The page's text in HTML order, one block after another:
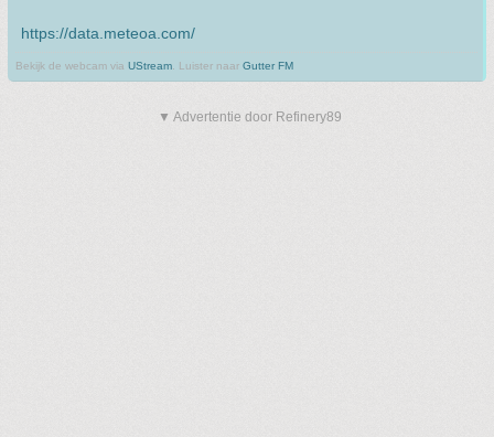
https://data.meteoa.com/
Bekijk de webcam via UStream . Luister naar Gutter FM
▼ Advertentie door Refinery89